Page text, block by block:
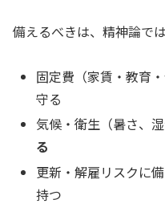
備えるべきは、精神論で
固定費（家賃・教育
守る
気候・衛生（暑さ、
る
更新・解雇リスクに
持つ